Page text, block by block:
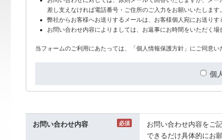
差し支えなければ電話番号・ご住所のご入力をお願いいたします
弊社からお客様へお送りするメールは、お客様個人宛にお送り
お問い合わせ内容によりましては、お返事にお時間をいただく
当フォームのご利用にあたっては、「個人情報保護方針」にご同意
個
必須
お問い合わせ内容
お問い合わせ内容をご
できるだけ具体的にお